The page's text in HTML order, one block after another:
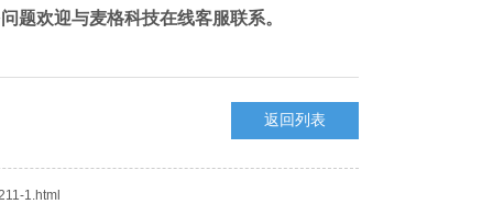
题欢迎与麦格科技在线客服联系。
返回列表
1.html